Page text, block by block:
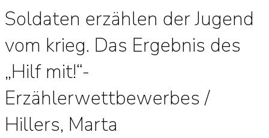
Soldaten erzählen der Jugend
vom krieg. Das Ergebnis des
„Hilf mit!“-
Erzählerwettbewerbes /
Hillers, Marta